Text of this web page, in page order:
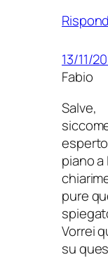
13/11/
Fabio
Salve,
piano
pure
Vorrei
su